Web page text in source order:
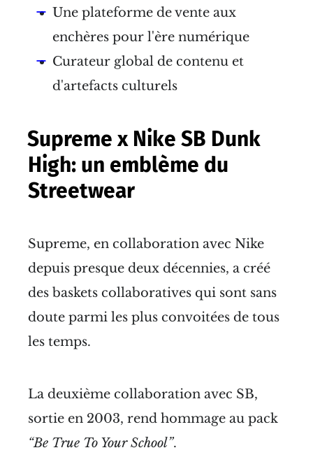
Une plateforme de vente aux
enchères pour l'ère numérique
Curateur global de contenu et
d'artefacts culturels
Supreme x Nike SB Dunk
High: un emblème du
Streetwear
Supreme, en collaboration avec Nike
depuis presque deux décennies, a créé
des baskets collaboratives qui sont sans
doute parmi les plus convoitées de tous
les temps.
La deuxième collaboration avec SB,
sortie en 2003, rend hommage au pack
“Be True To Your School”.